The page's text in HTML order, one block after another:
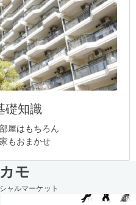
礎知識
屋はもちろん
もおまかせ
モ
ャルマーケット